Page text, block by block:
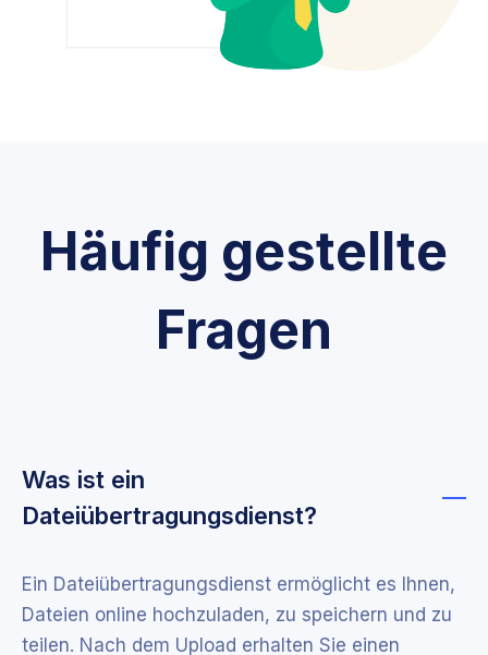
Häufig gestellte
Fragen
Was ist ein
Dateiübertragungsdienst?
Ein Dateiübertragungsdienst ermöglicht es Ihnen,
Dateien online hochzuladen, zu speichern und zu
teilen. Nach dem Upload erhalten Sie einen